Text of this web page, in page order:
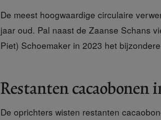
De meest hoogwaardige circulaire
jaar oud. Pal naast de Zaanse Schans
Piet) Schoemaker in 2023 het
Restanten cacaobonen
De oprichters wisten restanten